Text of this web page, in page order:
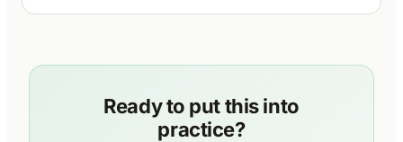
Ready to put this into
practice?